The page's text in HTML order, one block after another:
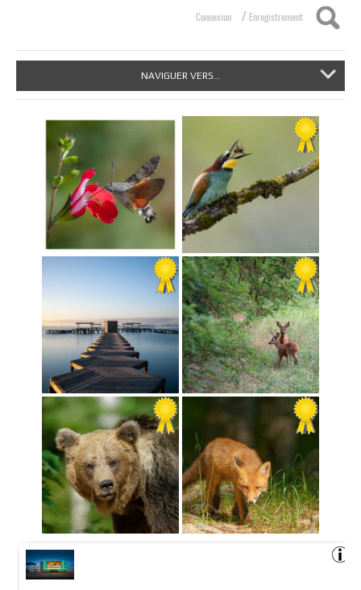
Connexion / Enregistrement
NAVIGUER VERS...